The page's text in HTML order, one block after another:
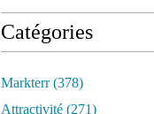
Catégories
Markterr(378)
Attractivité (271)